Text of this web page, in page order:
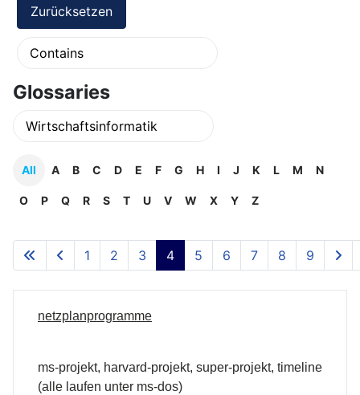
Glossaries
All A B C D E F G H I J K L M N
O P Q R S T U V W X Y Z
1 2 3 4 5 6 7 8 9
netzplanprogramme
ms-projekt, harvard-projekt, super-projekt, timeline
(alle laufen unter ms-dos)